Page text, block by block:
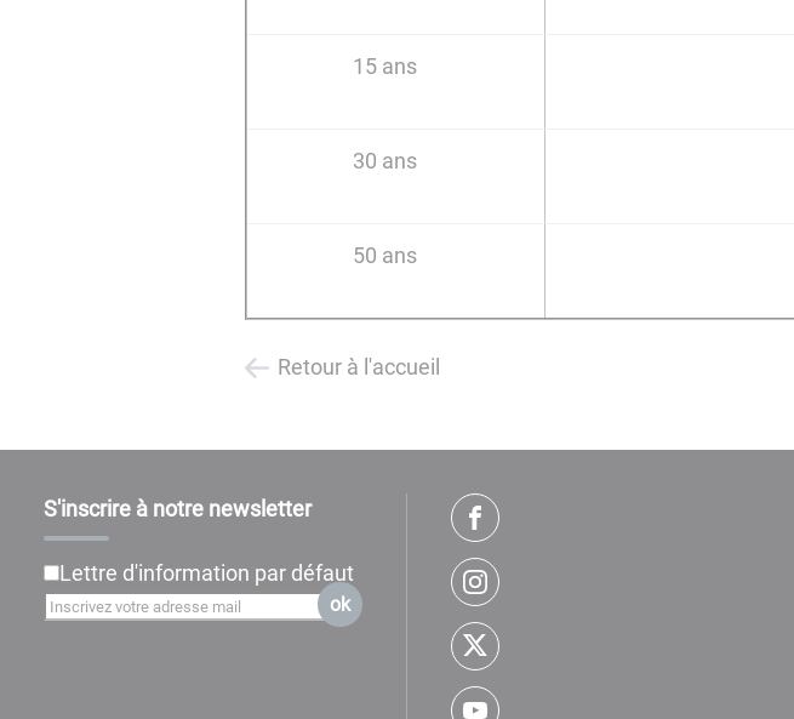
15 ans
30 ans
50 ans
Retour à l'accueil
S'inscrire à notre newsletter
Lettre d'information par défaut
ok